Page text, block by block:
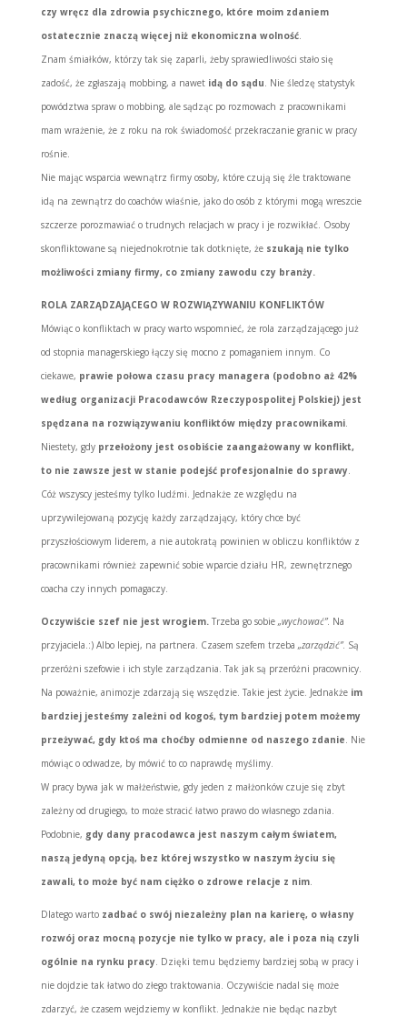
czy wręcz dla zdrowia psychicznego, które moim zdaniem
ostatecznie znaczą więcej niż ekonomiczna wolność.
Znam śmiałków, którzy tak się zaparli, żeby sprawiedliwości stało się
zadość, że zgłaszają mobbing, a nawet idą do sądu. Nie śledzę statystyk
powództwa spraw o mobbing, ale sądząc po rozmowach z pracownikami
mam wrażenie, że z roku na rok świadomość przekraczanie granic w pracy
rośnie.
Nie mając wsparcia wewnątrz firmy osoby, które czują się źle traktowane
idą na zewnątrz do coachów właśnie, jako do osób z którymi mogą wreszcie
szczerze porozmawiać o trudnych relacjach w pracy i je rozwikłać. Osoby
skonfliktowane są niejednokrotnie tak dotknięte, że szukają nie tylko
możliwości zmiany firmy, co zmiany zawodu czy branży.
ROLA ZARZĄDZAJĄCEGO W ROZWIĄZYWANIU KONFLIKTÓW
Mówiąc o konfliktach w pracy warto wspomnieć, że rola zarządzającego już
od stopnia managerskiego łączy się mocno z pomaganiem innym. Co
ciekawe, prawie połowa czasu pracy managera (podobno aż 42%
według organizacji Pracodawców Rzeczypospolitej Polskiej) jest
spędzana na rozwiązywaniu konfliktów między pracownikami.
Niestety, gdy przełożony jest osobiście zaangażowany w konflikt,
to nie zawsze jest w stanie podejść profesjonalnie do sprawy.
Cóż wszyscy jesteśmy tylko ludźmi. Jednakże ze względu na
uprzywilejowaną pozycję każdy zarządzający, który chce być
przyszłościowym liderem, a nie autokratą powinien w obliczu konfliktów z
pracownikami również zapewnić sobie wparcie działu HR, zewnętrznego
coacha czy innych pomagaczy.
Oczywiście szef nie jest wrogiem.Trzeba go sobie „wychować”. Na
przyjaciela.:) Albo lepiej, na partnera. Czasem szefem trzeba „zarządzić”. Są
przeróżni szefowie i ich style zarządzania. Tak jak są przeróżni pracownicy.
Na poważnie, animozje zdarzają się wszędzie. Takie jest życie. Jednakże im
bardziej jesteśmy zależni od kogoś, tym bardziej potem możemy
przeżywać, gdy ktoś ma choćby odmienne od naszego zdanie. Nie
mówiąc o odwadze, by mówić to co naprawdę myślimy.
W pracy bywa jak w małżeństwie, gdy jeden z małżonków czuje się zbyt
zależny od drugiego, to może stracić łatwo prawo do własnego zdania.
Podobnie, gdy dany pracodawca jest naszym całym światem,
naszą jedyną opcją, bez której wszystko w naszym życiu się
zawali, to może być nam ciężko o zdrowe relacje z nim.
Dlatego warto zadbać o swój niezależny plan na karierę, o własny
rozwój oraz mocną pozycje nie tylko w pracy, ale i poza nią czyli
ogólnie na rynku pracy. Dzięki temu będziemy bardziej sobą w pracy i
nie dojdzie tak łatwo do złego traktowania. Oczywiście nadal się może
zdarzyć, że czasem wejdziemy w konflikt. Jednakże nie będąc nazbyt